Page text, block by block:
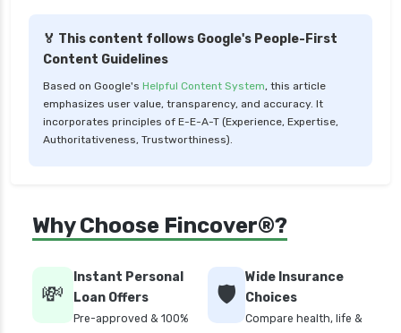
🏅 This content follows Google's People-First
Content Guidelines
Based on Google's Helpful Content System, this article
emphasizes user value, transparency, and accuracy. It
incorporates principles of E-E-A-T (Experience, Expertise,
Authoritativeness, Trustworthiness).
Why Choose Fincover®?
💸
Instant Personal
Loan Offers
Pre-approved & 100%
🛡️
Wide Insurance
Choices
Compare health, life &